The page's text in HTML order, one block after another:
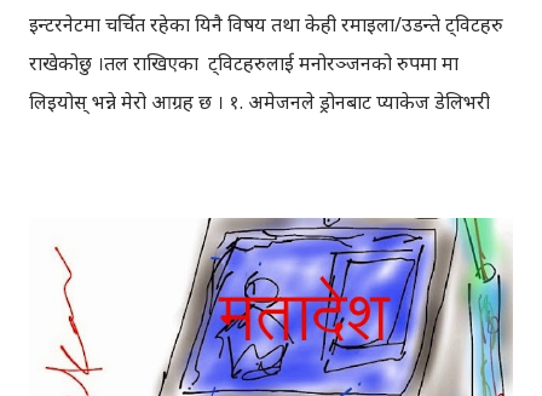
इन्टरनेटमा चर्चित रहेका यिनै विषय तथा केही रमाइला/उडन्ते ट्विटहरु
राखेकोछु ।तल राखिएका ट्विटहरुलाई मनोरञ्जनको रुपमा मात्र
लिइयोस् भन्ने मेरो आग्रह छ । १. अमेजनले ड्रोनबाट प्याकेज डेलिभरी
कार्यक्रम मार्फत 'अमेजन प्राइम एयर'को खुलासा गरेका हुन् ।
बेजोजका अनुसार परिक्षणमा रहेको यो प्रविधी २०१५ देखि अमेरिकाको
केही शहरहरुमा सुरु हुनेछन् । साइन्स फिक्सन् जस्तो लाग्ने यी कुराहरु
अव वास्तविकतामा परिणत हुँदैछन् । तपाई अमेरिकी शहरमा हुनुहुन्छ
भने २०१५ को आगमन सँगै तपाईले अमेजनमा किनेका प्याकेजहरु कुनै